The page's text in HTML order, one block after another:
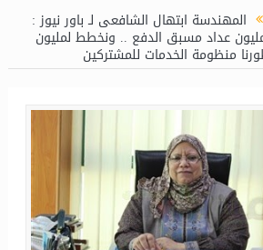
المهندسة ابتهال الشافعى لـ باور نيوز :
الخطة بتركيب 1,5 مليون عداد مسبق الدفع .. ونخطط لمليون
منظومة الخدمات للمشتركين